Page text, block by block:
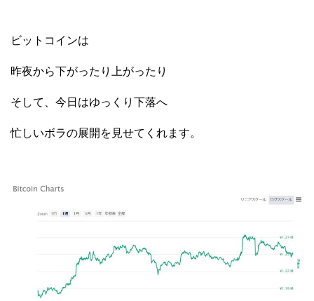
ビットコインは
昨夜から下がったり上がったり
そして、今日はゆっくり下落へ
忙しいボラの展開を見せてくれます。